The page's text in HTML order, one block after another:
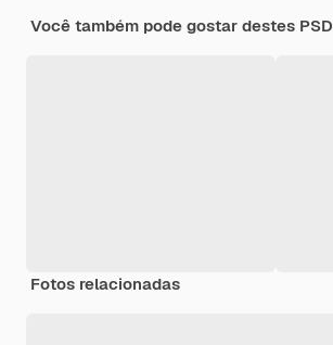
Você também pode gostar destes PSD
Fotos relacionadas